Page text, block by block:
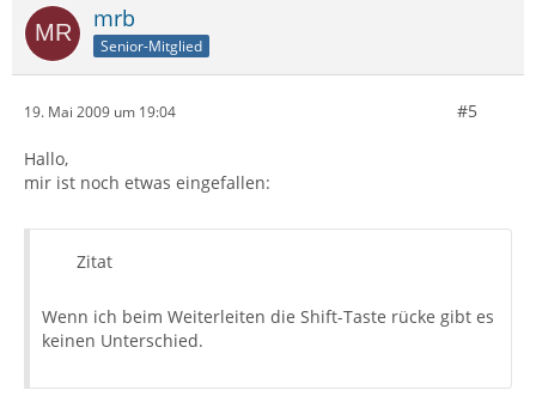
mrb
Senior-Mitglied
19. Mai 2009 um 19:04 #5
Hallo,
mir ist noch etwas eingefallen:
Zitat
Wenn ich beim Weiterleiten die Shift-Taste rücke gibt es
keinen Unterschied.